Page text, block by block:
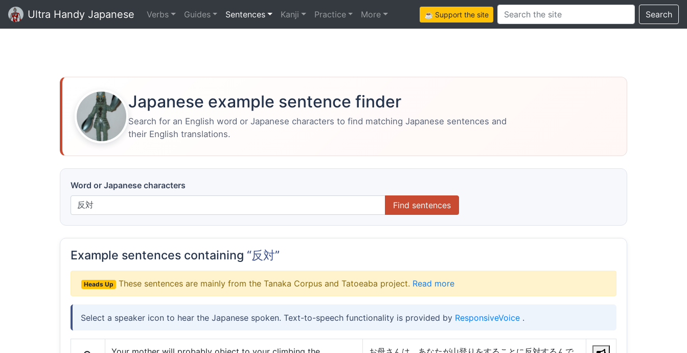
Ultra Handy Japanese Verbs Guides Sentences Kanji Practice More ☕ Support the siteSearch this site Search
Japanese example sentence finder
Search for an English word or Japanese characters to find matching Japanese sentences and
their English translations.
Word or Japanese characters
Find sentences
Example sentences containing “反対”
Heads Up These sentences are mainly from the Tanaka Corpus and Tatoeaba project. Read more
Select a speaker icon to hear the Japanese spoken. Text-to-speech functionality is provided by ResponsiveVoice .